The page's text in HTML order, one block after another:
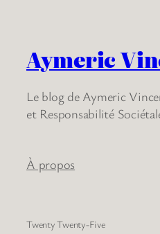
Aymeric
Le blog de Aymeric
et Responsabilité
À propos
Twenty Twenty-Five